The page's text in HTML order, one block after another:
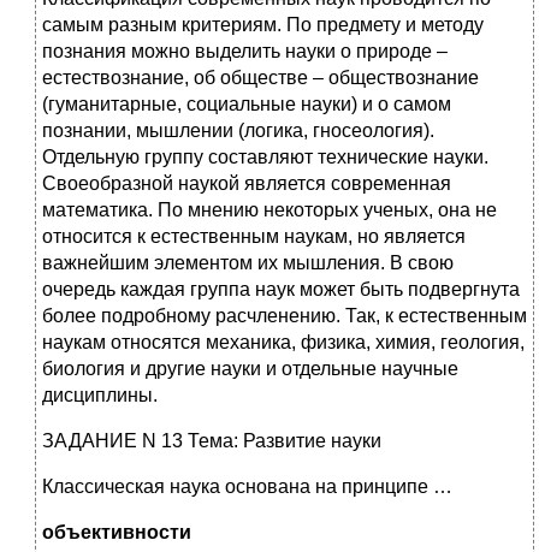
самым разным критериям. По предмету и методу
познания можно выделить науки о природе –
естествознание, об обществе – обществознание
(гуманитарные, социальные науки) и о самом
познании, мышлении (логика, гносеология).
Отдельную группу составляют технические науки.
Своеобразной наукой является современная
математика. По мнению некоторых ученых, она не
относится к естественным наукам, но является
важнейшим элементом их мышления. В свою
очередь каждая группа наук может быть подвергнута
более подробному расчленению. Так, к естественным
наукам относятся механика, физика, химия, геология,
биология и другие науки и отдельные научные
дисциплины.
ЗАДАНИЕ N 13 Тема: Развитие науки
Классическая наука основана на принципе …
объективности